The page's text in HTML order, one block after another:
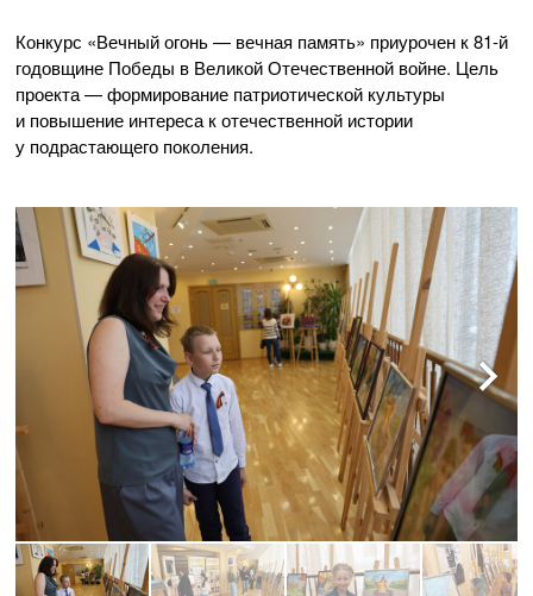
Конкурс «Вечный огонь — вечная память» приурочен к81-й
годовщине Победы в Великой Отечественной войне. Цель
проекта — формирование патриотической культуры
и повышение интереса к отечественной истории
у подрастающего поколения.